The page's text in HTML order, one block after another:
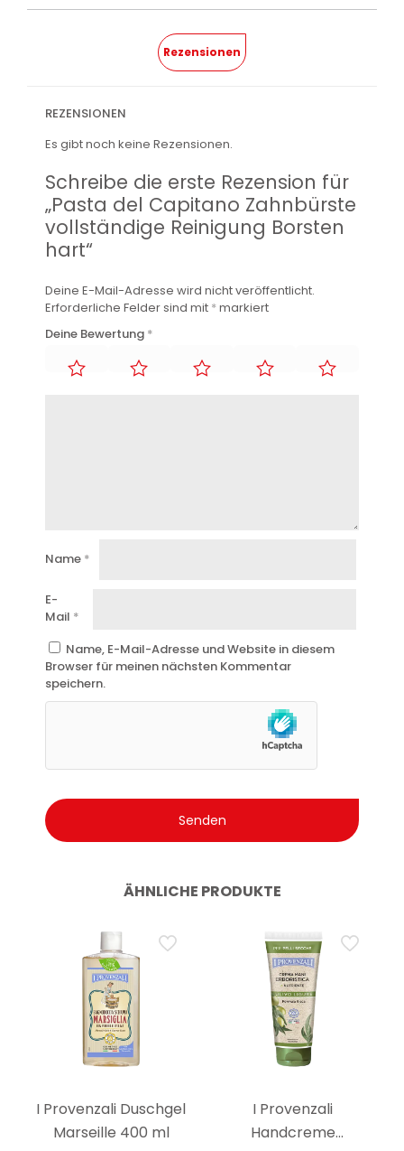
Rezensionen
REZENSIONEN
Es gibt noch keine Rezensionen.
Schreibe die erste Rezension für
„Pasta del Capitano Zahnbürste
vollständige Reinigung Borsten
hart“
Deine E-Mail-Adresse wird nicht veröffentlicht.
Erforderliche Felder sind mit *markiert
Deine Bewertung *
Name *
E-
Mail *
Name, E-Mail-Adresse und Website in diesem
Browser für meinen nächsten Kommentar
speichern.
ÄHNLICHE PRODUKTE
I Provenzali Duschgel
Marseille 400 ml
I Provenzali
Handcreme